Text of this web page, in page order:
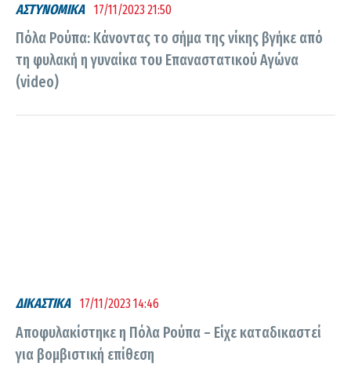
ΑΣΤΥΝΟΜΙΚΑ 17/11/2023 21:50
Πόλα Ρούπα: Κάνοντας το σήμα της νίκης βγήκε από
τη φυλακή η γυναίκα του Επαναστατικού Αγώνα
(video)
ΔΙΚΑΣΤΙΚΑ 17/11/2023 14:46
Αποφυλακίστηκε η Πόλα Ρούπα – Είχε καταδικαστεί
για βομβιστική επίθεση